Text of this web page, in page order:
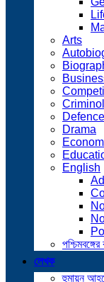
Arts
Defence
Drama
English
লেখক
হুমায়ূন